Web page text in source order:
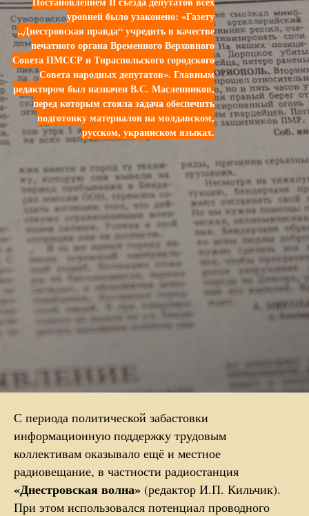
уровней было узаконено: «Газету
„Днестровская правда“ учредить в качестве
печатного органа Временного Верховного
Совета ПМССР и Тираспольского городского
Совета народных депутатов». Главным
редактором был назначен В.С. Масленников,
перед которым стояла задача обеспечить
подготовку материалов на молдавском,
русском, украинском языках.
С периода политической забастовки
информационную поддержку трудовым
коллективам оказывало ещё и местное
радиовещание, в частности радиостанция
«Днестровская волна» (редактор И.П. Кильчик).
При этом использовался потенциал проводного